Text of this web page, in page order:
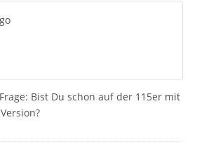
Bist Du schon auf der 115er mit